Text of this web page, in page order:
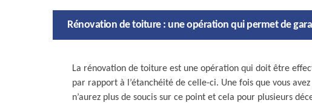
Rénovation de toiture : une opération qui permet de
La rénovation de toiture est une opération qui doit être
par rapport à l’étanchéité de celle-ci. Une fois que vous
n’aurez plus de soucis sur ce point et cela pour plusieurs